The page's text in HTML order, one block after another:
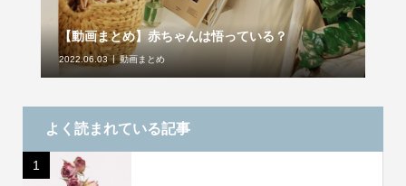
【動画まとめ】赤ちゃんは悟っている？
2022.06.03 動画まとめ
よく読まれている記事
1